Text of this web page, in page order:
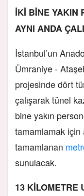
İKİ BİNE YAKIN
AYNI ANDA
İstanbul’un
Ümraniye -
projesinde dört
çalışarak tünel
bine yakın
tamamlamak için
tamamlanan
sunulacak.
13 KİLOMETRE